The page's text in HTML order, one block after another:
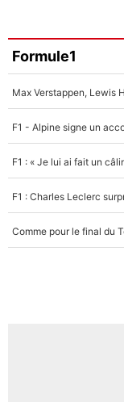
Faris Moumbagna
4%
Un autre joueur
5%
Formule1